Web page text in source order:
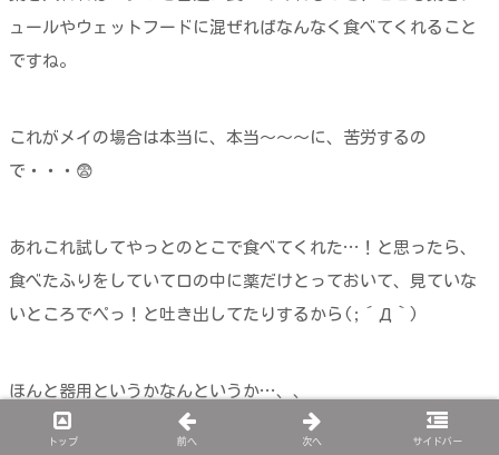
ュールやウェットフードに混ぜればなんなく食べてくれること
ですね。
これがメイの場合は本当に、本当～～～に、苦労するの
で・・・😨
あれこれ試してやっとのとこで食べてくれた…！と思ったら、
食べたふりをしていて口の中に薬だけとっておいて、見ていな
いところでペっ！と吐き出してたりするから(;´Д｀)
ほんと器用というかなんというか…、、
トップ 前へ 次へ サイドバー